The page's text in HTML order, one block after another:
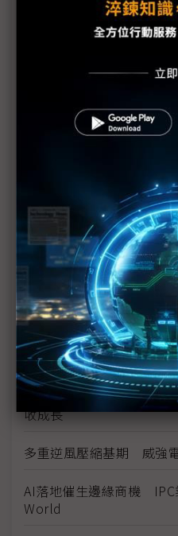
鴻海旗下車用晶片廠鴻
助企業部署邊緣AI 中光
聯發科Genio平台3奈米
直擊Embedded World
戰力攻邊緣AI商機
Microchip營運長剖析邊
大腦看齊
研華串聯晶片大廠 構築
十銓與威強電參展
出貨動能3月重啟
積極布局軍工智造醫療
收成長
多重逆風壓縮基期 威強
AI落地催生邊緣商機
World